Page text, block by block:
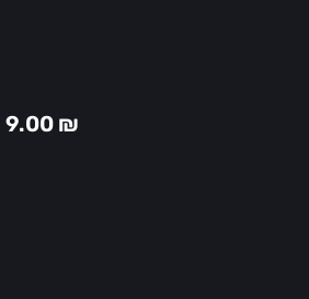
9.00 ₪